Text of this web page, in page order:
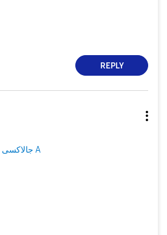
REPLY
جالاكسى A